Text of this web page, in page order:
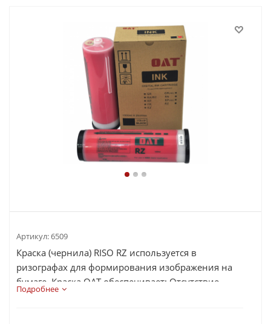
Артикул:6509
Краска (чернила) RISO RZ используется в
ризографах для формирования изображения на
бумаге. Краска ОАТ обеспечивает: Отсутствие
посторонних ч...
Подробнее